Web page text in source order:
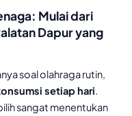
Mulai dari
Dapur yang
soal olahraga rutin,
setiap hari
sangat menentukan